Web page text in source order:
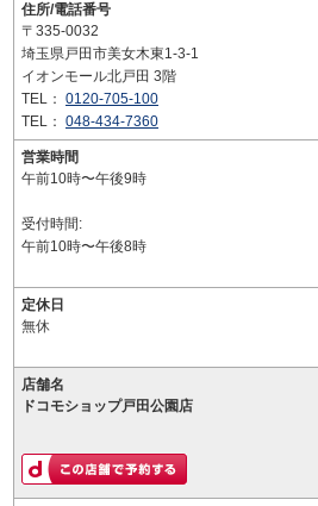
住所/電話番号
〒335-0032
埼玉県戸田市美女木東1-3-1
イオンモール北戸田 3階
TEL： 0120-705-100
TEL： 048-434-7360
営業時間
午前10時〜午後9時
受付時間:
午前10時〜午後8時
定休日
無休
店舗名
ドコモショップ戸田公園店